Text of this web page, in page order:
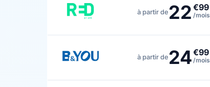
à partir de 22 €99
/mois
à partir de 24€99
/mois